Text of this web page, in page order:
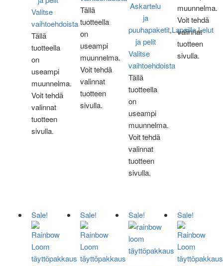
Valitse
vaihtoehdoista
Tällä
tuotteella
on
useampi
muunnelma.
Voit tehdä
valinnat
tuotteen
sivulla.
Tällä
tuotteella
on
useampi
muunnelma.
Voit tehdä
valinnat
tuotteen
sivulla.
Askartelu
ja
puuhapaketit,Lapsille,Lelut
ja pelit
Valitse
vaihtoehdoista
Tällä
tuotteella
on
useampi
muunnelma.
Voit tehdä
valinnat
tuotteen
sivulla.
muunnelma.
Voit tehdä
valinnat
tuotteen
sivulla.
Sale! Sale! Sale! Sale!